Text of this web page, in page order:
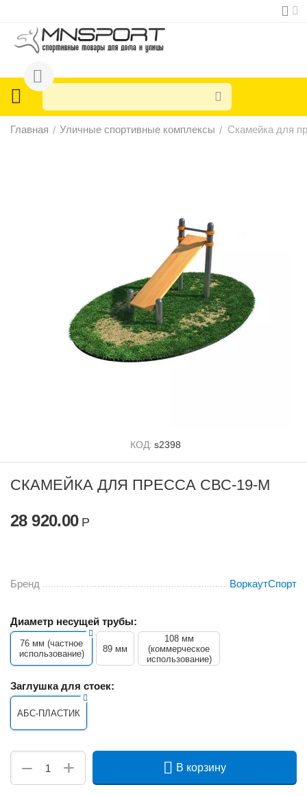
Главная / Уличные спортивные комплексы / Скамейка для
КОД: s2398
СКАМЕЙКА ДЛЯ ПРЕССА СВС-19-М
28 920.00 Р
Бренд ВоркаутСпорт
Диаметр несущей трубы:
76 мм (частное
использование)
89 мм
108 мм
(коммерческое
использование)
Заглушка для стоек:
АБС-ПЛАСТИК
+
− В корзину